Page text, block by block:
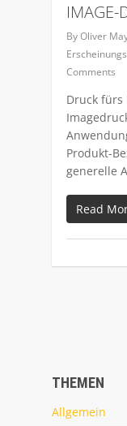
IMAGE-
ByOliver
Comments
Druck fürs
Produkt-
generelle
Read
THEMEN
Allgemein